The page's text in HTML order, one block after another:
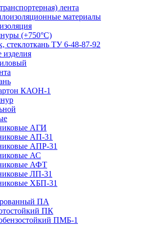
лента
материалы
(+750°С)
стеклоткань ТУ 6-48-87-92
изделия
КАОН-1
АГИ
АП-31
АПР-31
АС
АФТ
ЛП-31
ХБП-31
ПА
ПК
ПМБ-1